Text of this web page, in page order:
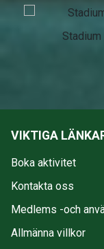
Stadium
VIKTIGA
Boka aktivitet
Kontakta oss
Medlems -och
Allmänna villkor